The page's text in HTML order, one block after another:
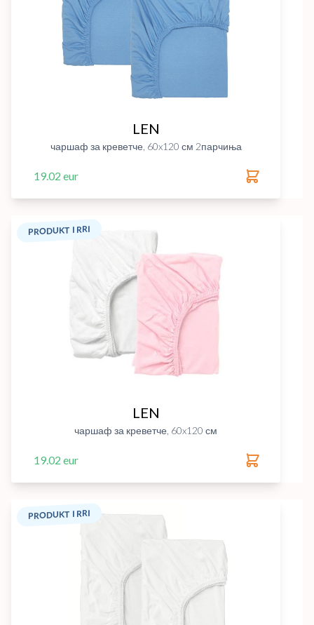
LEN
чаршаф за креветче, 60x120 см 2парчиња
19.02 eur
PRODUKT I RRI
LEN
чаршаф за креветче, 60x120 см
19.02 eur
PRODUKT I RRI